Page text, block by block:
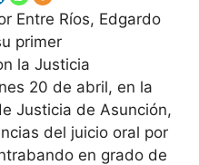
Entre Ríos, Edgardo
primer
la Justicia
20 de abril, en la
Justicia de Asunción,
del juicio oral por
en grado de